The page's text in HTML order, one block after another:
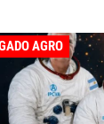
AGRO